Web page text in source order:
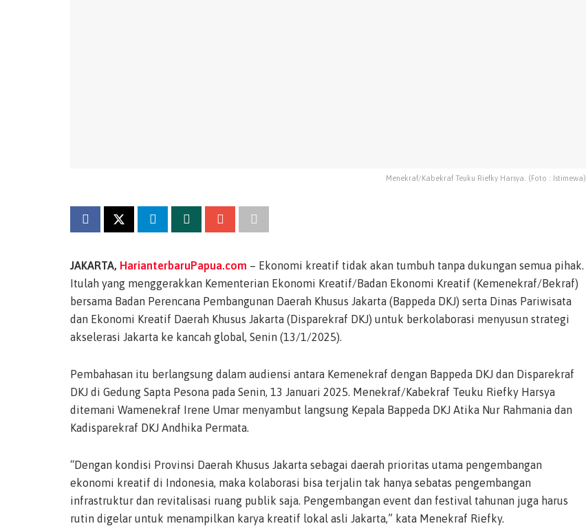
Menekraf/Kabekraf Teuku Riefky Harsya. (Foto : Istimewa)
JAKARTA, HarianterbaruPapua.com – Ekonomi kreatif tidak akan tumbuh tanpa dukungan semua pihak.
Itulah yang menggerakkan Kementerian Ekonomi Kreatif/Badan Ekonomi Kreatif (Kemenekraf/Bekraf)
bersama Badan Perencana Pembangunan Daerah Khusus Jakarta (Bappeda DKJ) serta Dinas Pariwisata
dan Ekonomi Kreatif Daerah Khusus Jakarta (Disparekraf DKJ) untuk berkolaborasi menyusun strategi
akselerasi Jakarta ke kancah global, Senin (13/1/2025).
Pembahasan itu berlangsung dalam audiensi antara Kemenekraf dengan Bappeda DKJ dan Disparekraf
DKJ di Gedung Sapta Pesona pada Senin, 13 Januari 2025. Menekraf/Kabekraf Teuku Riefky Harsya
ditemani Wamenekraf Irene Umar menyambut langsung Kepala Bappeda DKJ Atika Nur Rahmania dan
Kadisparekraf DKJ Andhika Permata.
“Dengan kondisi Provinsi Daerah Khusus Jakarta sebagai daerah prioritas utama pengembangan
ekonomi kreatif di Indonesia, maka kolaborasi bisa terjalin tak hanya sebatas pengembangan
infrastruktur dan revitalisasi ruang publik saja. Pengembangan event dan festival tahunan juga harus
rutin digelar untuk menampilkan karya kreatif lokal asli Jakarta,” kata Menekraf Riefky.